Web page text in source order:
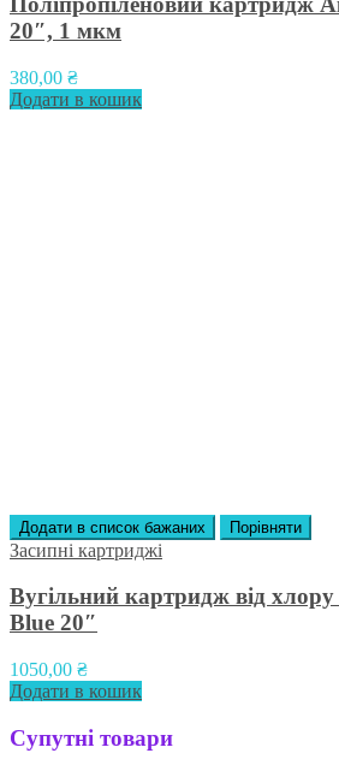
20″, 1 мкм
380,00 ₴
Додати в кошик
Додати в список бажаних Порівняти
Засипні картриджі
Вугільний картридж від хлору
Blue 20″
1050,00 ₴
Додати в кошик
Супутні товари